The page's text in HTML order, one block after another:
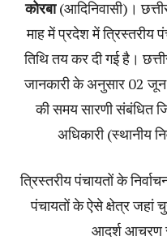
कोरबा(आदिनिवासी)।
माह में प्रदेश में त्रिस्तरीय
तिथि तय कर दी गई है।
जानकारी के अनुसार 02 जून
की समय सारणी संबंधित
अधिकारी (स्थानीय
त्रिस्तरीय पंचायतों के
पंचायतों के ऐसे क्षेत्र जहां
आदर्श आचरण